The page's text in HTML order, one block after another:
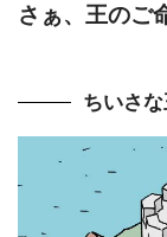
さぁ、王のご
ちいさ